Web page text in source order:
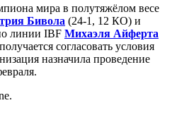
мира в полутяжёлом весе
Бивола (24-1, 12 КО) и
линии IBF Михаэля Айферта
согласовать условия
назначила проведение